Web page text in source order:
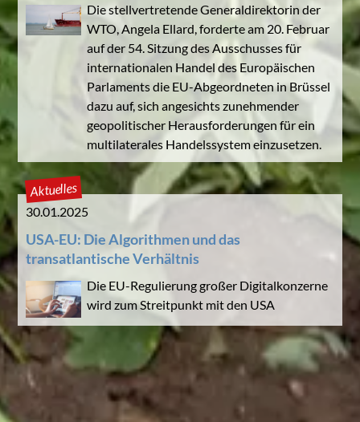
Die stellvertretende Generaldirektorin der
WTO, Angela Ellard, forderte am 20. Februar
auf der 54. Sitzung des Ausschusses für
internationalen Handel des Europäischen
Parlaments die EU-Abgeordneten in Brüssel
dazu auf, sich angesichts zunehmender
geopolitischer Herausforderungen für ein
multilaterales Handelssystem einzusetzen.
Aktuelles
30.01.2025
USA-EU: Die Algorithmen und das
transatlantische Verhältnis
Die EU-Regulierung großer Digitalkonzerne
wird zum Streitpunkt mit den USA